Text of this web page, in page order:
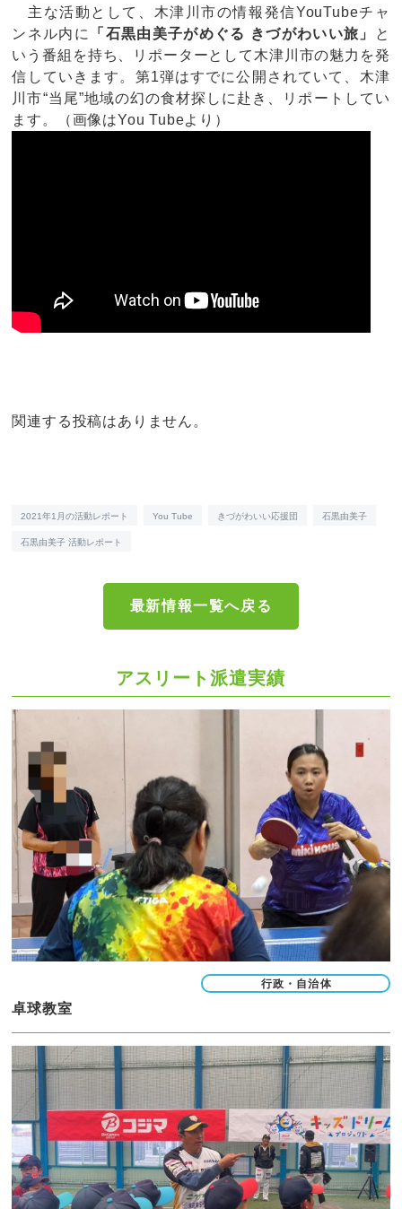
主な活動として、木津川市の情報発信YouTubeチャ
ンネル内に
「石黒由美子がめぐる きづがわいい旅」
と
いう番組を持ち、リポーターとして木津川市の魅力を発
信していきます。第1弾はすでに公開されていて、木津
川市“当尾”地域の幻の食材探しに赴き、リポートしてい
ます。（画像はYou Tubeより）
関連する投稿はありません。
2021年1月の活動レポート You Tube きづがわいい応援団 石黒由美子
石黒由美子 活動レポート
最新情報一覧へ戻る
アスリート派遣実績
行政・自治体
卓球教室